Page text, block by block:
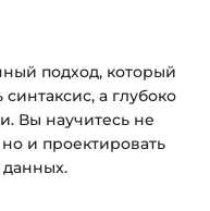
по
— в
подход, который
а глубоко
Вы научитесь не
и проектировать